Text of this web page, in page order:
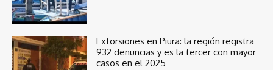
Extorsiones en Piura: la región registra
932 denuncias y es la tercer con mayor
casos en el 2025